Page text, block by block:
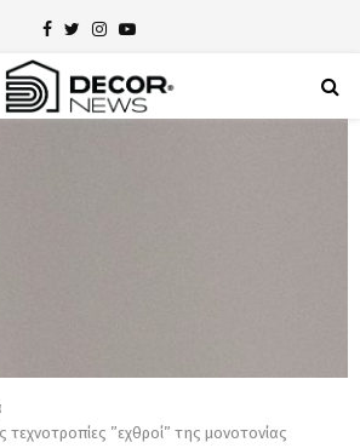
Facebook
TwitterInstagram
Youtube
τεχνοτροπίες ”εχθροί” της μονοτονίας